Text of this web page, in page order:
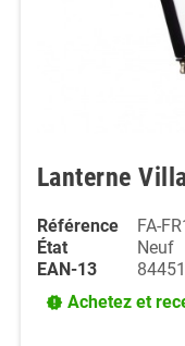
Lanterne
Référence
FA-
État
Neuf
EAN-13
new_releases Achetez et